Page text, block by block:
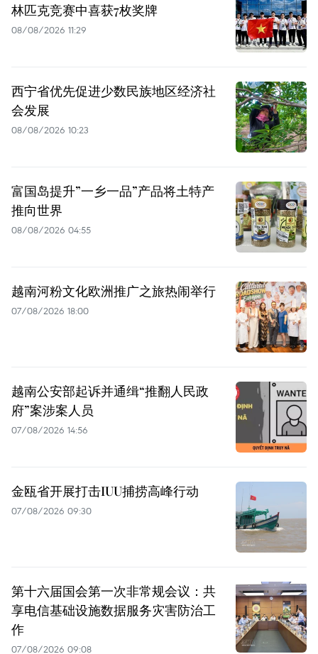
林匹克竞赛中喜获7枚奖牌
08/08/2026 11:29
西宁省优先促进少数民族地区经济社
会发展
08/08/2026 10:23
富国岛提升”一乡一品”产品将土特产
推向世界
08/08/2026 04:55
越南河粉文化欧洲推广之旅热闹举行
07/08/2026 18:00
越南公安部起诉并通缉“推翻人民政
府”案涉案人员
07/08/2026 14:56
金瓯省开展打击IUU捕捞高峰行动
07/08/2026 09:30
第十六届国会第一次非常规会议：共
享电信基础设施数据服务灾害防治工
作
07/08/2026 09:08